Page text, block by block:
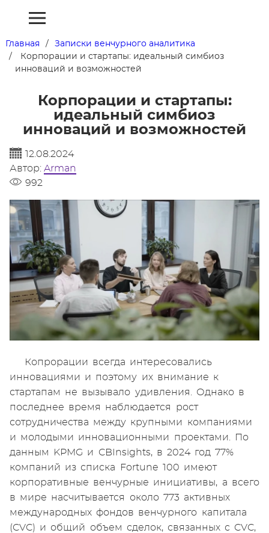
Главная
Записки венчурного аналитика
Корпорации и стартапы: идеальный симбиоз
инноваций и возможностей
Корпорации и стартапы:
идеальный симбиоз
инноваций и возможностей
12.08.2024
Автор: Arman
992
Копрорации всегда интересовались
инновациями и поэтому их внимание к
стартапам не вызывало удивления. Однако в
последнее время наблюдается рост
сотрудничества между крупными компаниями
и молодыми инновационными проектами. По
данным KPMG и CBInsights, в 2024 год 77%
компаний из списка Fortune 100 имеют
корпоративные венчурные инициативы, а всего
в мире насчитывается около 773 активных
международных фондов венчурного капитала
(CVC) и общий объем сделок, связанных с CVC,